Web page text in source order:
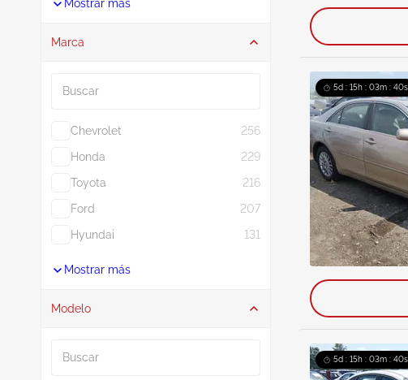
Mostrar más
Marca
Chevrolet
256
Honda
229
Toyota
216
Ford
207
Hyundai
131
Mostrar más
Modelo
5d : 15h : 03m : 39s
5d : 15h : 03m : 39s